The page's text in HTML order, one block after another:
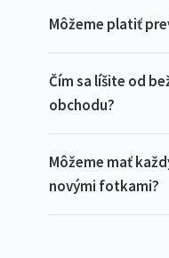
Môžeme platiť
Čím sa líšite od
obchodu?
Môžeme mať
novými fotkami?